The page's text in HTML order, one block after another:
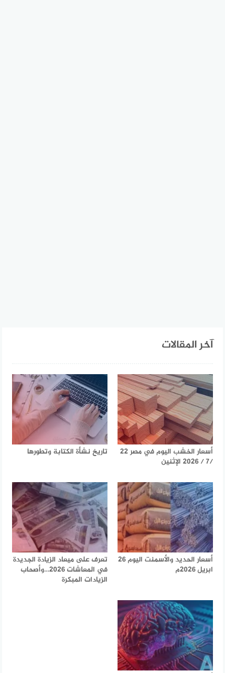
آخر المقالات
أسعار الخشب اليوم في مصر 22
/7 / 2026 الإثنين
تاريخ نشأة الكتابة وتطورها
أسعار الحديد والأسمنت اليوم 26
ابريل 2026م
تعرف على ميعاد الزيادة الجديدة
في المعاشات 2026…وأصحاب
الزيادات المبكرة